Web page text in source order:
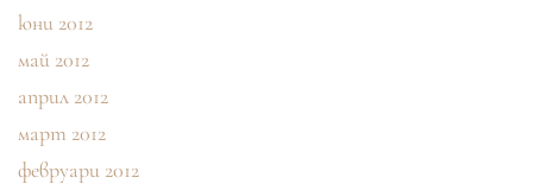
юни 2012
май 2012
април 2012
март 2012
февруари 2012